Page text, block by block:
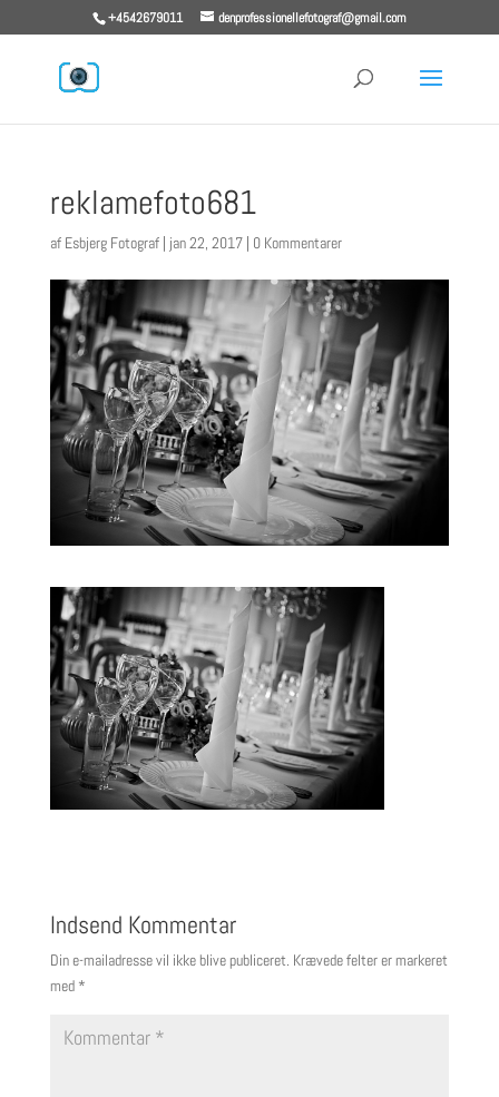
+4542679011 denprofessionellefotograf@gmail.com
reklamefoto681
af Esbjerg Fotograf| jan 22, 2017| 0 Kommentarer
Indsend Kommentar
Din e-mailadresse vil ikke blive publiceret. Krævede felter er markeret
med *